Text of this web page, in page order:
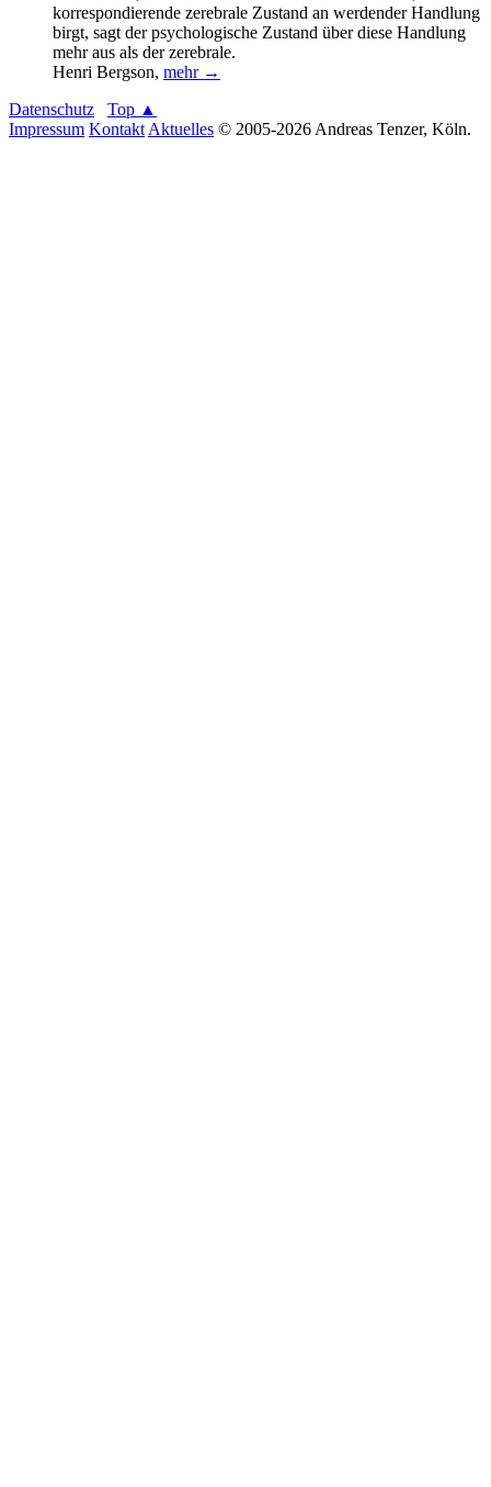
korrespondierende zerebrale Zustand an werdender Handlung
birgt, sagt der psychologische Zustand über diese Handlung
mehr aus als der zerebrale.
Henri Bergson, mehr →
Datenschutz
Top ▲
Impressum Kontakt Aktuelles © 2005-2026 Andreas Tenzer, Köln.